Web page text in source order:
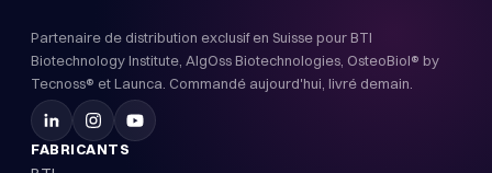
Partenaire de distribution exclusif en Suisse pour BTI
Biotechnology Institute, AlgOss Biotechnologies, OsteoBiol® by
Tecnoss® et Launca. Commandé aujourd'hui, livré demain.
FABRICANTS